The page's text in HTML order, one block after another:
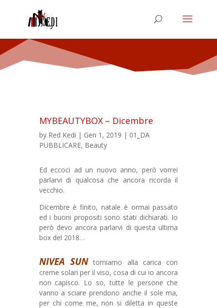
MYBEAUTYBOX – Dicembre
by Red Kedi | Gen 1, 2019 | 01_DA
PUBBLICARE, Beauty
Ed eccoci ad un nuovo anno, però vorrei
parlarvi di qualcosa che ancora ricorda il
vecchio.
Dicembre è finito, natale è ormai passato
ed i buoni propositi sono stati dichiarati. Io
però devo ancora parlarvi di questa ultima
box del 2018…
NIVEA SUNtorniamo alla carica con
creme solari per il viso, cosa di cui io ancora
non capisco. Lo so, tutte le persone che
vanno a sciare prendono anche il sole ma,
per chi come me, non si diletta in queste